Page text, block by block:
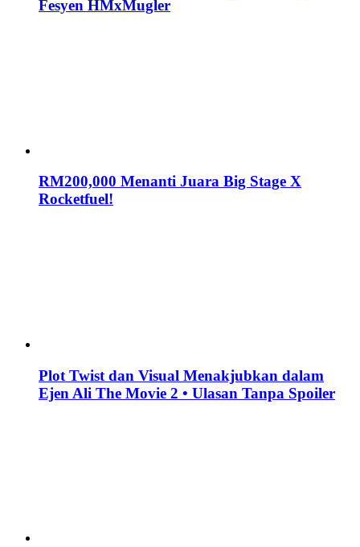
Fesyen HMxMugler
RM200,000 Menanti Juara Big Stage X
Rocketfuel!
Plot Twist dan Visual Menakjubkan dalam
Ejen Ali The Movie 2 • Ulasan Tanpa Spoiler